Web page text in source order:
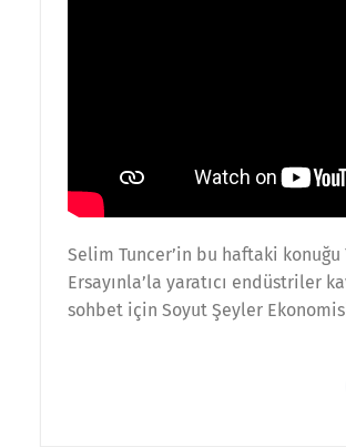
Selim Tuncer’in bu haftaki konuğu
Ersayınla’la yaratıcı endüstriler
sohbet için Soyut Şeyler